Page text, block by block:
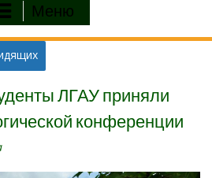
Меню
ЛГАУ приняли
конференции